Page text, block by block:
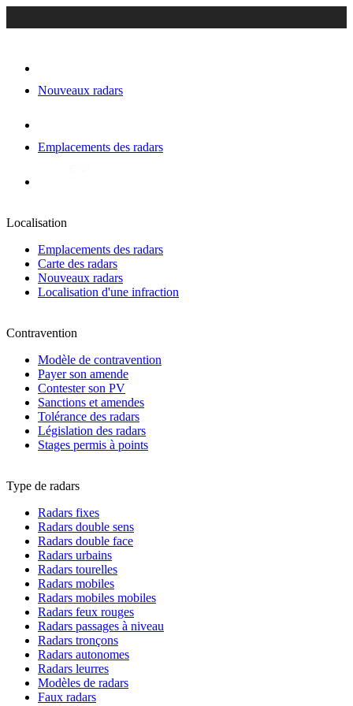
Nouveaux radars
Emplacements des radars
Localisation
Emplacements des radars
Carte des radars
Nouveaux radars
Localisation d'une infraction
Contravention
Modèle de contravention
Payer son amende
Contester son PV
Sanctions et amendes
Tolérance des radars
Législation des radars
Stages permis à points
Type de radars
Radars fixes
Radars double sens
Radars double face
Radars urbains
Radars tourelles
Radars mobiles
Radars mobiles mobiles
Radars feux rouges
Radars passages à niveau
Radars tronçons
Radars autonomes
Radars leurres
Modèles de radars
Faux radars